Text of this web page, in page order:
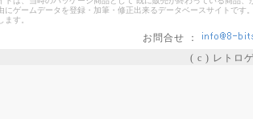
にゲームデータを登録・加筆・修正出来るデータベースサイトで
ます。
お問合せ ：
( c ) レトロ